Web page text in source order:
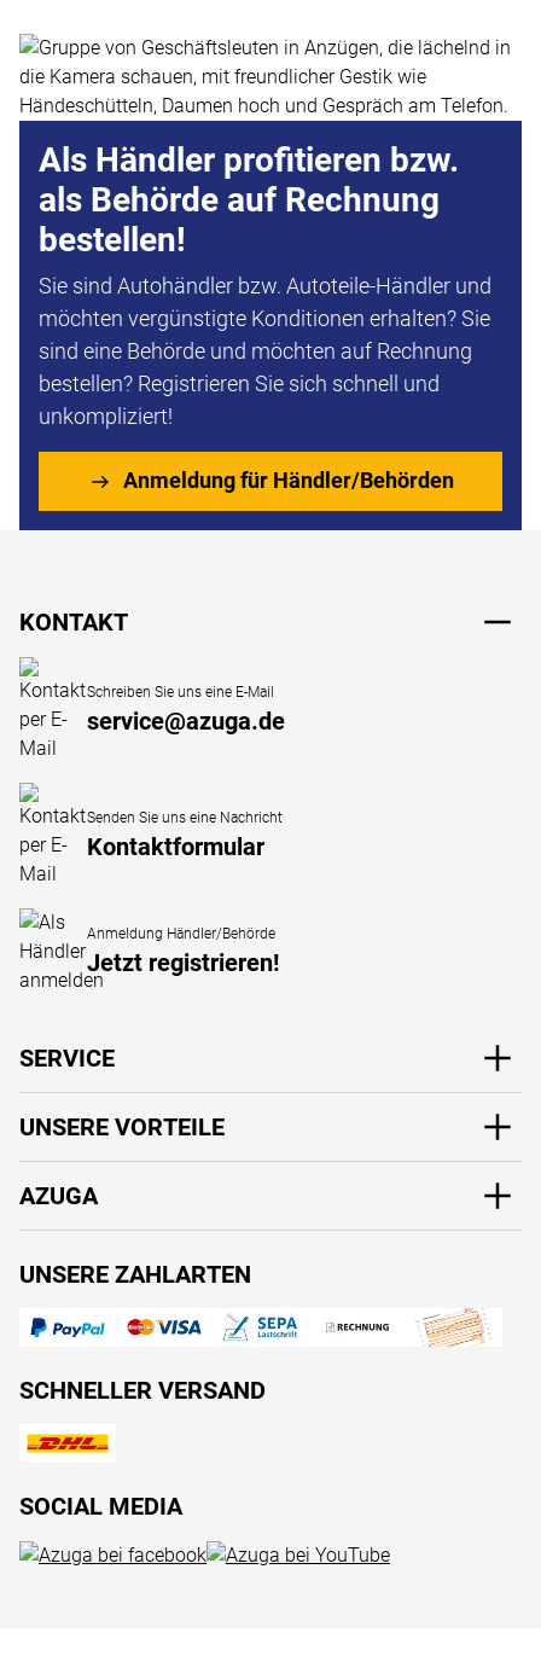
Als Händler profitieren bzw.
als Behörde auf Rechnung
bestellen!
Sie sind Autohändler bzw. Autoteile-Händler und
möchten vergünstigte Konditionen erhalten? Sie
sind eine Behörde und möchten auf Rechnung
bestellen? Registrieren Sie sich schnell und
unkompliziert!
Anmeldung für Händler/Behörden
KONTAKT
Schreiben Sie uns eine E-Mail
service@azuga.de
Senden Sie uns eine Nachricht
Kontaktformular
Anmeldung Händler/Behörde
Jetzt registrieren!
SERVICE
UNSERE VORTEILE
AZUGA
UNSERE ZAHLARTEN
SCHNELLER VERSAND
SOCIAL MEDIA